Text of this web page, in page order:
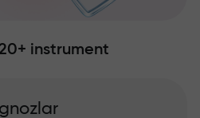
instrument